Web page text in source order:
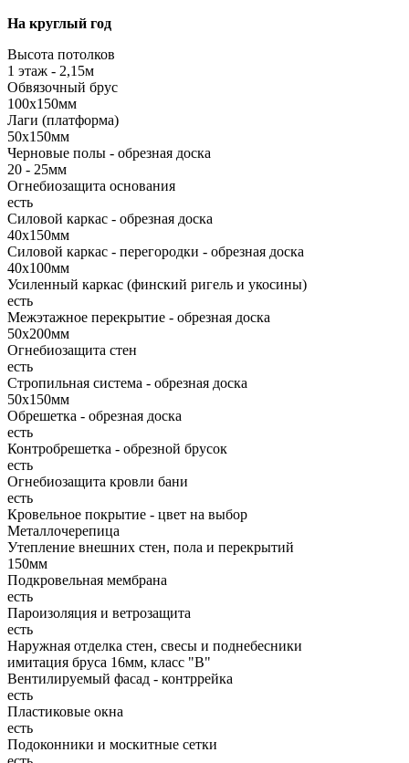
На круглый год
Высота потолков
1 этаж - 2,15м
Обвязочный брус
100х150мм
Лаги (платформа)
50х150мм
Черновые полы - обрезная доска
20 - 25мм
Огнебиозащита основания
есть
Силовой каркас - обрезная доска
40х150мм
Силовой каркас - перегородки - обрезная доска
40х100мм
Усиленный каркас (финский ригель и укосины)
есть
Межэтажное перекрытие - обрезная доска
50х200мм
Огнебиозащита стен
есть
Стропильная система - обрезная доска
50х150мм
Обрешетка - обрезная доска
есть
Контробрешетка - обрезной брусок
есть
Огнебиозащита кровли бани
есть
Кровельное покрытие - цвет на выбор
Металлочерепица
Утепление внешних стен, пола и перекрытий
150мм
Подкровельная мембрана
есть
Пароизоляция и ветрозащита
есть
Наружная отделка стен, свесы и поднебесники
имитация бруса 16мм, класс "В"
Вентилируемый фасад - контррейка
есть
Пластиковые окна
есть
Подоконники и москитные сетки